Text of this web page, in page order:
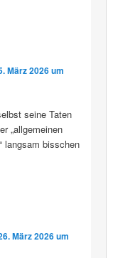
März 2026 um
seine Taten
„allgemeinen
langsam bisschen
März 2026 um